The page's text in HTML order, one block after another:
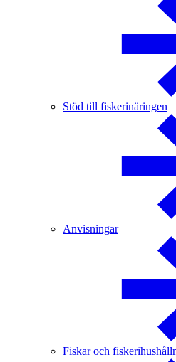
Stöd till fiskerinäringen
Anvisningar
Fiskar och